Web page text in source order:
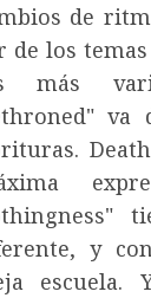
de
de los
más
y
escuela.